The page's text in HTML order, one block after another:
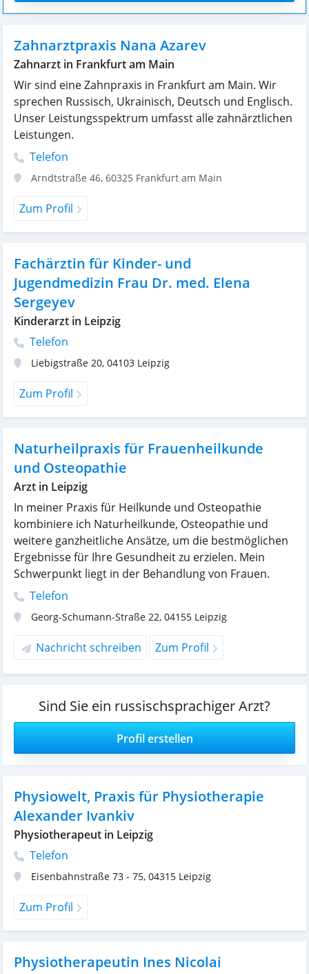
Zahnarztpraxis Nana Azarev
Zahnarzt in Frankfurt am Main
Wir sind eine Zahnpraxis in Frankfurt am Main. Wir
sprechen Russisch, Ukrainisch, Deutsch und Englisch.
Unser Leistungsspektrum umfasst alle zahnärztlichen
Leistungen.
Telefon
Arndtstraße 46, 60325 Frankfurt am Main
Zum Profil
Fachärztin für Kinder- und
Jugendmedizin Frau Dr. med. Elena
Sergeyev
Kinderarzt in Leipzig
Telefon
Liebigstraße 20, 04103 Leipzig
Zum Profil
Naturheilpraxis für Frauenheilkunde
und Osteopathie
Arzt in Leipzig
In meiner Praxis für Heilkunde und Osteopathie
kombiniere ich Naturheilkunde, Osteopathie und
weitere ganzheitliche Ansätze, um die bestmöglichen
Ergebnisse für Ihre Gesundheit zu erzielen. Mein
Schwerpunkt liegt in der Behandlung von Frauen.
Telefon
Georg-Schumann-Straße 22, 04155 Leipzig
Nachricht schreiben Zum Profil
Sind Sie ein russischsprachiger Arzt?
Profil erstellen
Physiowelt, Praxis für Physiotherapie
Alexander Ivankiv
Physiotherapeut in Leipzig
Telefon
Eisenbahnstraße 73 - 75, 04315 Leipzig
Zum Profil
Physiotherapeutin Ines Nicolai